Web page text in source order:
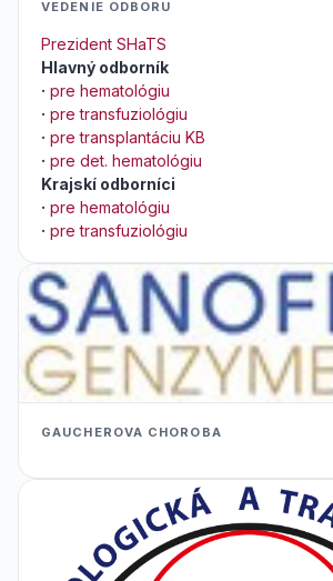
VEDENIE ODBORU
Prezident SHaTS
Hlavný odborník
· pre hematológiu
· pre transfuziológiu
· pre transplantáciu KB
· pre det. hematológiu
Krajskí odborníci
· pre hematológiu
· pre transfuziológiu
GAUCHEROVA CHOROBA